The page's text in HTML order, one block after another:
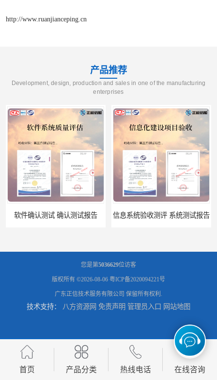
http://www.ruanjianceping.cn
产品推荐
Development, design, production and sales in one of the manufacturing
enterprises
软件确认测试 确认测试报告 信息系统验收测评 系统测试报告
政务系统验收测试 软件测试报告 软件系统验收测试？软件验收测评的标准及政策依据？软件验收测评服务内容？
您是第5036629位访客
版权所有 ©2026-08-06 粤ICP备2020094221号
广东正信技术服务有限公司 保留所有权利.
技术支持： 八方资源网 免责声明 管理员入口 网站地图
首页 产品分类 热线电话 在线咨询